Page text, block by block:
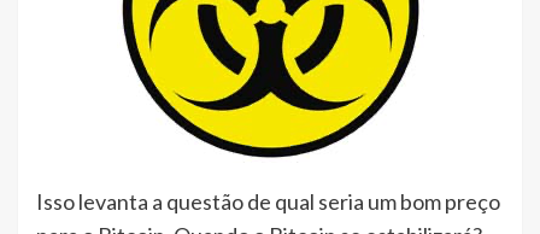
Isso levanta a questão de qual seria um bom preço